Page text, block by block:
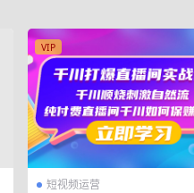
VIP
短视频运营